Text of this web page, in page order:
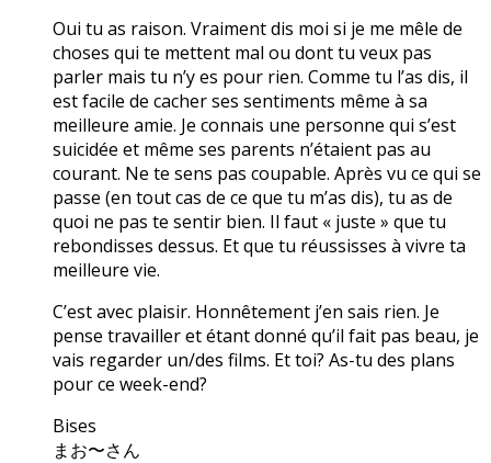
Oui tu as raison. Vraiment dis moi si je me mêle de
choses qui te mettent mal ou dont tu veux pas
parler mais tu n’y es pour rien. Comme tu l’as dis, il
est facile de cacher ses sentiments même à sa
meilleure amie. Je connais une personne qui s’est
suicidée et même ses parents n’étaient pas au
courant. Ne te sens pas coupable. Après vu ce qui se
passe (en tout cas de ce que tu m’as dis), tu as de
quoi ne pas te sentir bien. Il faut « juste » que tu
rebondisses dessus. Et que tu réussisses à vivre ta
meilleure vie.
C’est avec plaisir. Honnêtement j’en sais rien. Je
pense travailler et étant donné qu’il fait pas beau, je
vais regarder un/des films. Et toi? As-tu des plans
pour ce week-end?
Bises
まお〜さん